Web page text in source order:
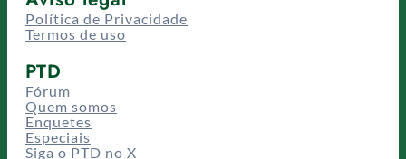
Política de Privacidade
Termos de uso
PTD
Fórum
Quem somos
Enquetes
Especiais
Siga o PTD no X